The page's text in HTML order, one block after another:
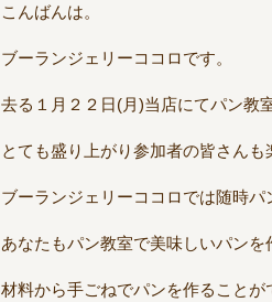
こんばんは。
ブーランジェリーココロです。
去る１月２２日(月)当店にてパン教
とても盛り上がり参加者の皆さんも
ブーランジェリーココロでは随時パ
あなたもパン教室で美味しいパンを
材料から手ごねでパンを作ることが